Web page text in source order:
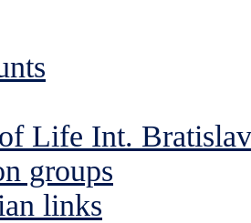
Life Int.
groups
links